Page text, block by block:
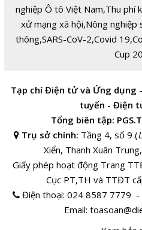
nghiệp Ô tô Việt Nam,Thu phí
xử mạng xã hội,Nông nghiệp
thông,SARS-CoV-2,Covid 19,
Cup
Tạp chí Điện tử và Ứng dụng
tuyến - Điện
Tổng biên tập:
Trụ sở chính: Tầng 4, số 9 (
Xiển, Thanh Xuân
Giấy phép hoạt động Trang
Cục PT,TH và TTĐT
Điện thoại:024 8587 7779 -
Email: